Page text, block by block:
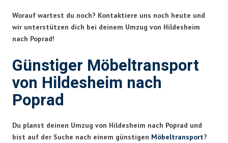
Worauf wartest du noch? Kontaktiere uns noch heute und
wir unterstützen dich bei deinem Umzug von Hildesheim
nach Poprad!
Günstiger Möbeltransport
von Hildesheim nach
Poprad
Du planst deinen Umzug von Hildesheim nach Poprad und
bist auf der Suche nach einem günstigen Möbeltransport?